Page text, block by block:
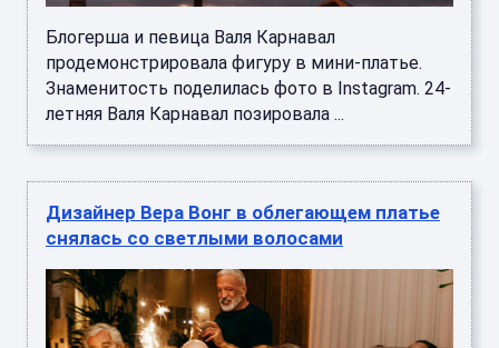
Блогерша и певица Валя Карнавал
продемонстрировала фигуру в мини-платье.
Знаменитость поделилась фото в Instagram. 24-
летняя Валя Карнавал позировала ...
Дизайнер Вера Вонг в облегающем платье
снялась со светлыми волосами